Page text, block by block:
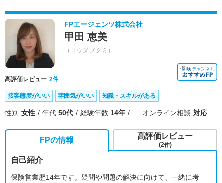
FPエージェンツ株式会社
甲田 恵美
（コウダ メグミ）
高評価レビュー 2件
接客態度がいい 雰囲気がいい 知識・スキルがある
性別 女性 年代 50代 経験年数 14年 オンライン相談 対応
FPの情報
自己紹介
保険営業歴14年です。疑問や問題の解決に向けて、一緒に考
高評価レビュー
(2件)